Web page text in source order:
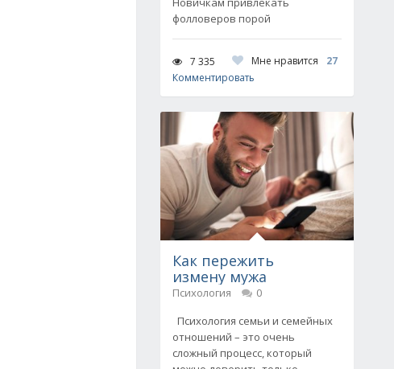
фолловеров порой
7 335 Мне нравится
27
Комментировать
Как пережить
измену мужа
Психология
0
Психология семьи и семейных
отношений – это очень
сложный процесс, который